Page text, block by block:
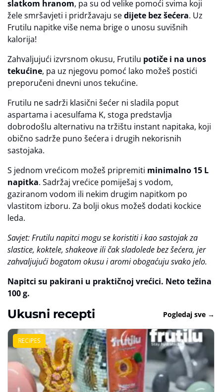
slatkom hranom, pa su od velike pomoći svima koji
žele smršavjeti i pridržavaju sedijete bez šećera. Uz
Frutilu napitke više nema brige o unosu suvišnih
kalorija!
Zahvaljujući izvrsnom okusu, Frutilu potiče i na unos
tekućine, pa uz njegovu pomoć lako možeš postići
preporučeni dnevni unos tekućine.
Frutilu ne sadrži klasični šećer ni sladila poput
aspartama i acesulfama K, stoga predstavlja
dobrodošlu alternativu na tržištu instant napitaka, koji
obično sadrže puno šećera i drugih nekorisnih
sastojaka.
S jednom vrećicom možeš pripremiti minimalno 15 L
napitka. Sadržaj vrećice pomiješaj s vodom,
gaziranom vodom ili nekim drugim napitkom po
vlastitom izboru. Za bolji okus možeš dodati kockice
leda.
Savjet: Frutilu napitci mogu se koristiti i kao sastojak za
slastice, koktele, shakeove ili čak sladolede bez šećera, jer
zahvaljujući bogatom okusu i aromi obogaćuju svako jelo.
Napitci su pakirani u praktičnoj vrećici. Neto težina
100 g.
Ukusni recepti Pogledaj sve →
RECIPES